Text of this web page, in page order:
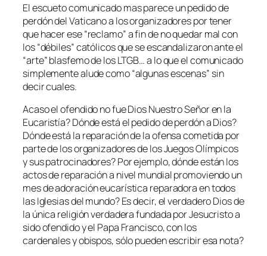
El escueto comunicado mas parece un pedido de
perdón del Vaticano a los organizadores por tener
que hacer ese “reclamo” a fin de no quedar mal con
los “débiles” católicos que se escandalizaron ante el
“arte” blasfemo de los LTGB… a lo que el comunicado
simplemente alude como “algunas escenas” sin
decir cuales.
Acaso el ofendido no fue Dios Nuestro Señor en la
Eucaristía? Dónde está el pedido de perdón a Dios?
Dónde está la reparación de la ofensa cometida por
parte de los organizadores de los Juegos Olímpicos
y sus patrocinadores? Por ejemplo, dónde están los
actos de reparación a nivel mundial promoviendo un
mes de adoración eucarística reparadora en todos
las Iglesias del mundo? Es decir, el verdadero Dios de
la única religión verdadera fundada por Jesucristo a
sido ofendido y el Papa Francisco, con los
cardenales y obispos, sólo pueden escribir esa nota?